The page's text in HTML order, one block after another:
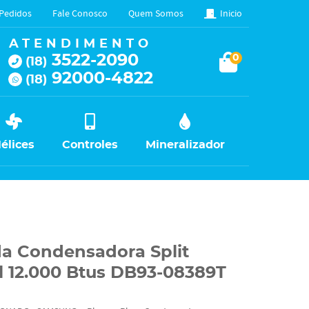
Fale Conosco Quem Somos Inicio
ATENDIMENTO
(18) 3522-2090
(18) 92000-4822
0
Controles Mineralizador
Condensadora Split
Btus DB93-08389T